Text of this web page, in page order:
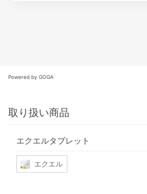
Powered by GOGA
取り扱い商品
エクエルタブレット
エクエル